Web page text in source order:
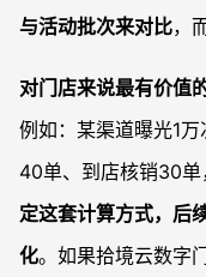
与活动批次来对比，
对门店来说最有价值
例如：某渠道曝光1
40单、到店核销30单
定这套计算方式，后
化。如果拾境云数字